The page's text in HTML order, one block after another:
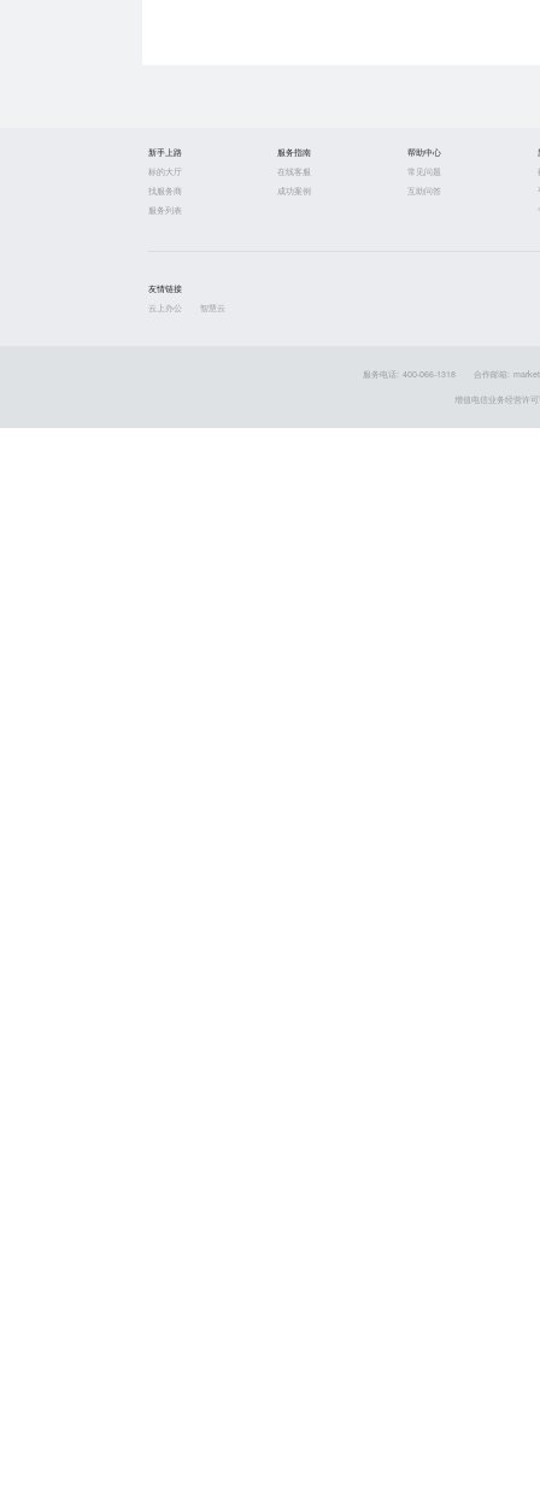
新手上路
标的大厅
找服务商
服务列表
服务指南
在线客服
成功案例
帮助中心
常见问题
互助问答
友情链接
云上办公
智慧云
服务电话: 400-066-1318 合作邮箱:
增值电信业务经营许